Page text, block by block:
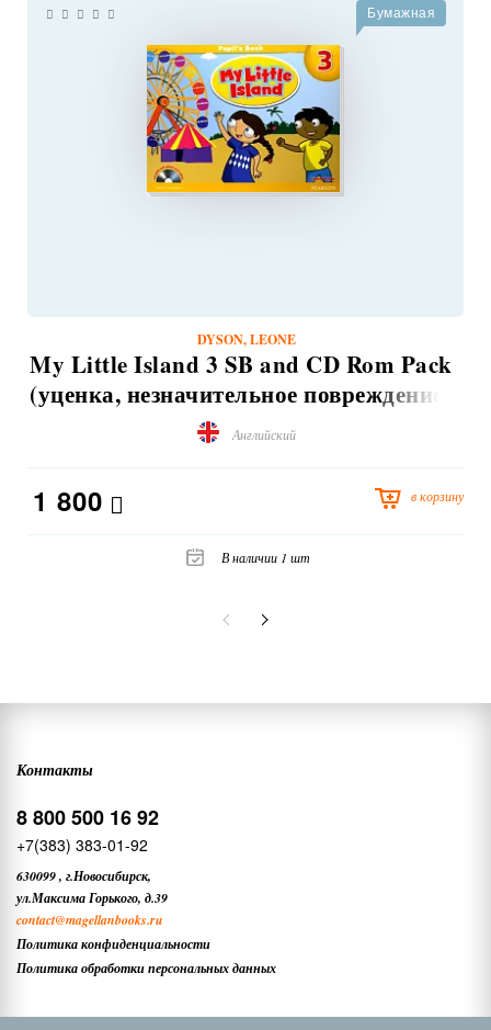
Бумажная
DYSON, LEONE
My Little Island 3 SB and CD Rom Pack
(уценка, незначительное повреждение
Английский
1 800 в корзину
В наличии 1 шт
Контакты
8 800 500 16 92
+7(383) 383-01-92
630099, г.Новосибирск,
ул.Максима Горького, д.39
contact@magellanbooks.ru
Политика конфиденциальности
Политика обработки персональных данных